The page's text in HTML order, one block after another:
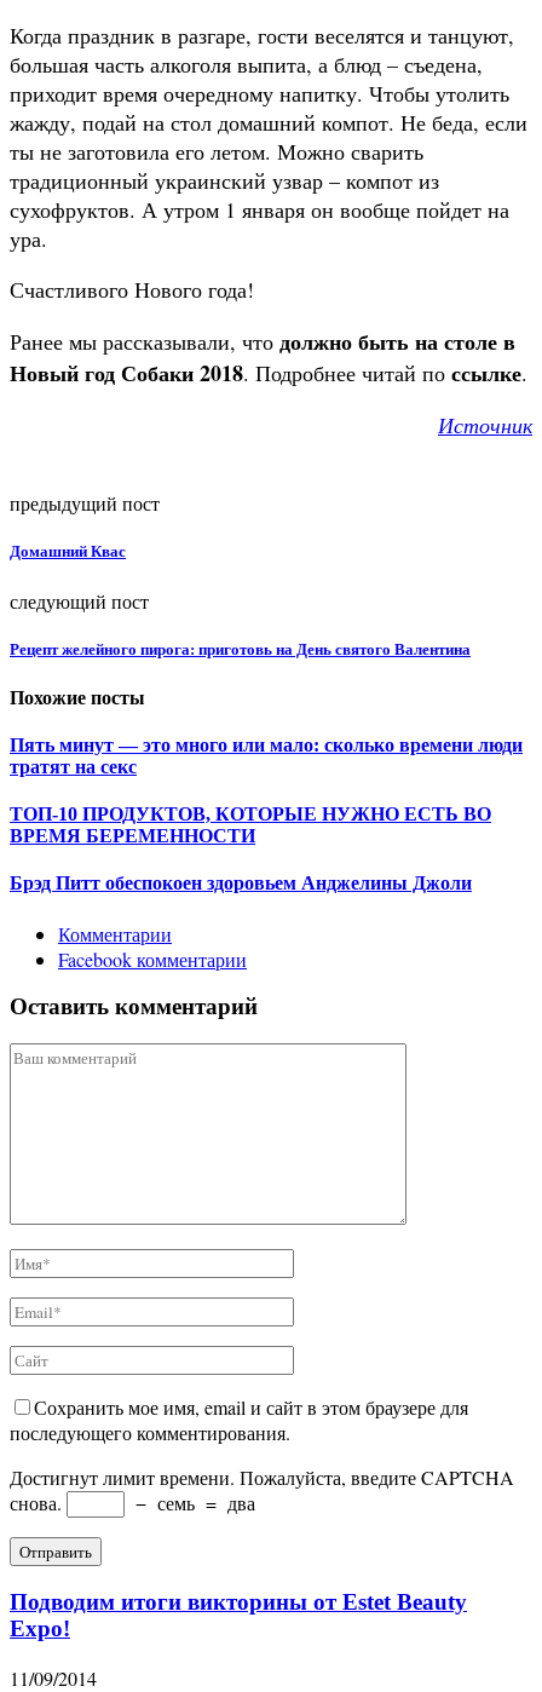
Когда праздник в разгаре, гости веселятся и танцуют,
большая часть алкоголя выпита, а блюд – съедена,
приходит время очередному напитку. Чтобы утолить
жажду, подай на стол домашний компот. Не беда, если
ты не заготовила его летом. Можно сварить
традиционный украинский узвар – компот из
сухофруктов. А утром 1 января он вообще пойдет на
ура.
Счастливого Нового года!
Ранее мы рассказывали, что должно быть на столе в
Новый год Собаки 2018. Подробнее читай по ссылке.
Источник
предыдущий пост
Домашний Квас
следующий пост
Рецепт желейного пирога: приготовь на День святого Валентина
Похожие посты
Пять минут — это много или мало: сколько времени люди
тратят на секс
ТОП-10 ПРОДУКТОВ, КОТОРЫЕ НУЖНО ЕСТЬ ВО
ВРЕМЯ БЕРЕМЕННОСТИ
Брэд Питт обеспокоен здоровьем Анджелины Джоли
Комментарии
Facebook комментарии
Оставить комментарий
Сохранить мое имя, email и сайт в этом браузере для
последующего комментирования.
Достигнут лимит времени. Пожалуйста, введите CAPTCHA
снова.
− семь = два
Подводим итоги викторины от Estet Beauty
Expo!
11/09/2014